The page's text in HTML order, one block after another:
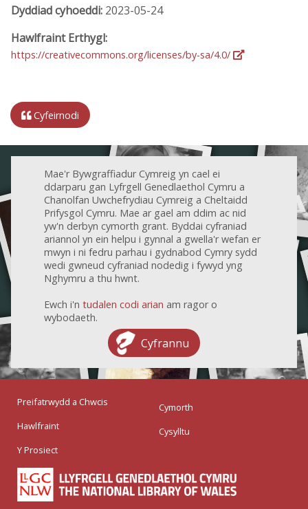
Dyddiad cyhoeddi: 2023-05-24
Hawlfraint Erthygl:
https://creativecommons.org/licenses/by-sa/4.0/
Cyfeirnodi
Mae'r Bywgraffiadur Cymreig yn cael ei
ddarparu gan Lyfrgell Genedlaethol Cymru a
Chanolfan Uwchefrydiau Cymreig a Cheltaidd
Prifysgol Cymru. Mae ar gael am ddim ac nid
yw'n derbyn cymorth grant. Byddai cyfraniad
ariannol yn ein helpu i gynnal a gwella'r wefan er
mwyn i ni fedru parhau i gydnabod Cymry sydd
wedi gwneud cyfraniad nodedig i fywyd yng
Nghymru a thu hwnt.
Ewch i'n tudalen codi arian am ragor o
wybodaeth.
Cyfrannu
Preifatrwydd a Chwcis
Hawlfraint
Y Prosiect
Cymorth
Cysylltu